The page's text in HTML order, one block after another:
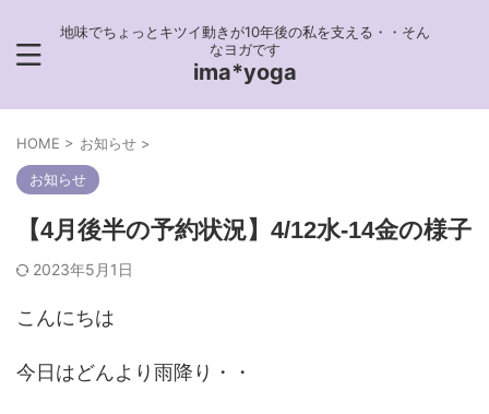
地味でちょっとキツイ動きが10年後の私を支える・・そん
なヨガです
ima*yoga
HOME > お知らせ >
お知らせ
【4月後半の予約状況】4/12水-14金の様子
2023年5月1日
こんにちは
今日はどんより雨降り・・